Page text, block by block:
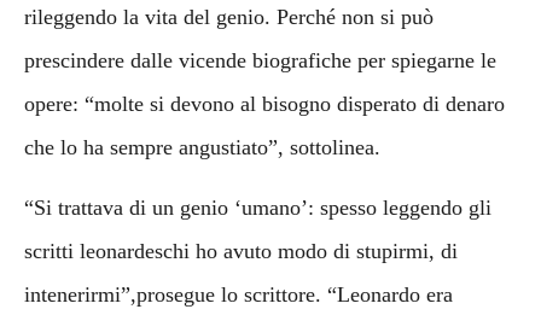
rileggendo la vita del genio. Perché non si può
prescindere dalle vicende biografiche per spiegarne le
opere: “molte si devono al bisogno disperato di denaro
che lo ha sempre angustiato”, sottolinea.
“Si trattava di un genio ‘umano’: spesso leggendo gli
scritti leonardeschi ho avuto modo di stupirmi, di
intenerirmi”,prosegue lo scrittore. “Leonardo era